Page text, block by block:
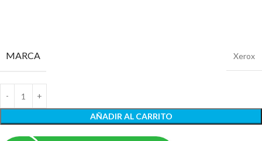
MARCA Xerox
AÑADIR AL CARRITO